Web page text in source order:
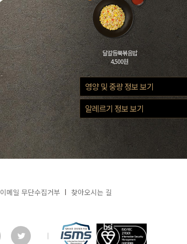
달걀듬뿍볶음밥
4,500원
영양 및 중량 정보 보기
구분
열량(Kcal)
단백질(g)
포화지방(g)
수 있습니다.
알레르기 정보 보기
이메일 무단수집거부 찾아오시는 길